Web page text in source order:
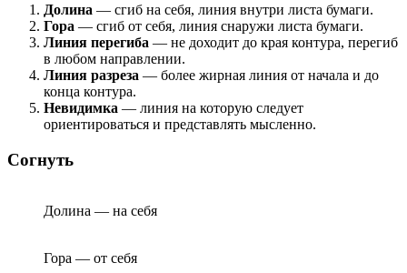
Долина — сгиб на себя, линия внутри листа бумаги.
Гора — сгиб от себя, линия снаружи листа бумаги.
Линия перегиба — не доходит до края контура, перегиб
в любом направлении.
Линия разреза — более жирная линия от начала и до
конца контура.
Невидимка — линия на которую следует
ориентироваться и представлять мысленно.
Согнуть
Долина — на себя
Гора — от себя